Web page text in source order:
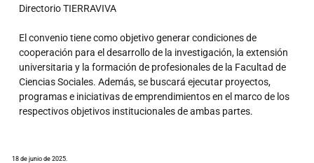
Directorio TIERRAVIVA
El convenio tiene como objetivo generar condiciones de
cooperación para el desarrollo de la investigación, la extensión
universitaria y la formación de profesionales de la Facultad de
Ciencias Sociales. Además, se buscará ejecutar proyectos,
programas e iniciativas de emprendimientos en el marco de los
respectivos objetivos institucionales de ambas partes.
18 de junio de 2025.